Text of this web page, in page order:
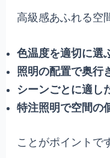
高級感あふれる空
色温度を適切に選
照明の配置で奥行
シーンごとに適し
特注照明で空間の
ことがポイントで